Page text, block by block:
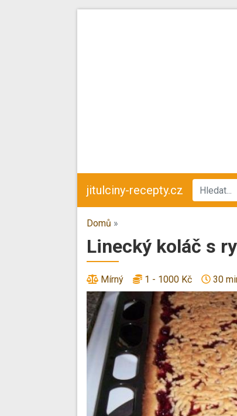
jitulciny-recepty.cz
Domů »
Linecký koláč s
Mírný 1 - 1000 Kč 30